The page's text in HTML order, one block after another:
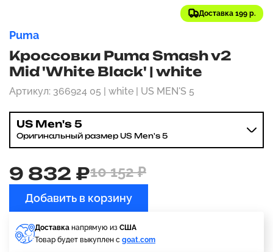
Доставка 199 р.
Puma
Кроссовки Puma Smash v2
Mid 'White Black' | white
Артикул: 366924 05 | white | US MEN'S 5
US Men's 5
Оригинальный размер US Men's 5
9 832 ₽10 152 ₽
Добавить в корзину
Доставка напрямую из США
Товар будет выкуплен с goat.com